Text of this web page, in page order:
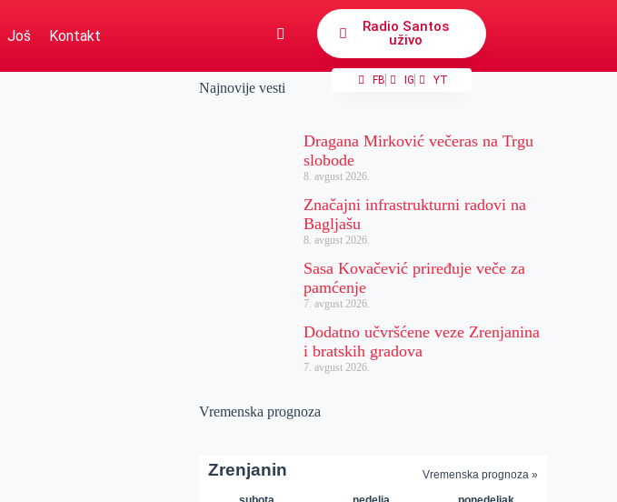
Još Kontakt
Radio Santos
uživo
FB IG YT
Najnovije vesti
Dragana Mirković večeras na Trgu
slobode
8. avgust 2026.
Značajni infrastrukturni radovi na
Bagljašu
8. avgust 2026.
Sasa Kovačević priređuje veče za
pamćenje
7. avgust 2026.
Dodatno učvršćene veze Zrenjanina
i bratskih gradova
7. avgust 2026.
Vremenska prognoza